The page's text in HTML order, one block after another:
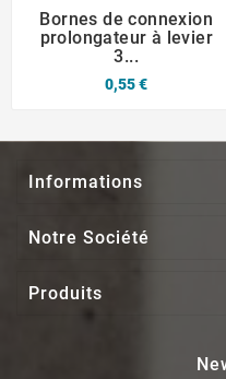
Bornes de connexion
prolongateur à levier
3...
0,55 €
Informations
Notre Société
Produits